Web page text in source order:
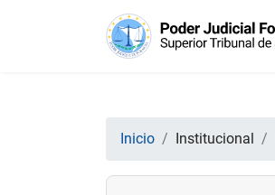
Inicio Institucional